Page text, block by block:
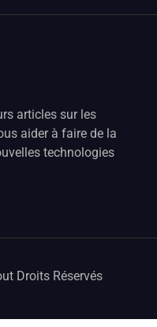
articles sur les
aider à faire de la
technologies
Droits Réservés